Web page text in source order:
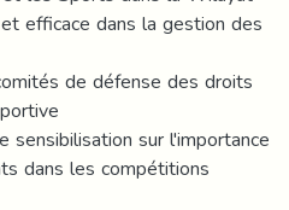
efficace dans la gestion des
de défense des droits
sur l'importance
dans les compétitions